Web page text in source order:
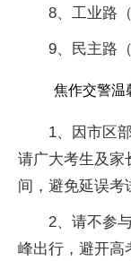
8、工业路
9、民主路
焦作交警温
1、因市区
请广大考生及家
间，避免延误考
2、请不参
峰出行，避开高